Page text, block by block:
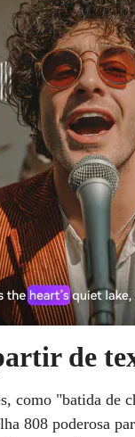
de
como "batida de
808 poderosa